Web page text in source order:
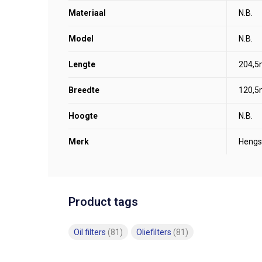
Materiaal N.B.
Model N.B.
Lengte
Breedte
Hoogte N.B.
Merk
Product tags
Oil filters (81) Oliefilters (81)